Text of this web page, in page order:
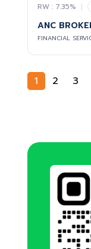
RW : 7.35% |
FINANCIAL
1 2 3